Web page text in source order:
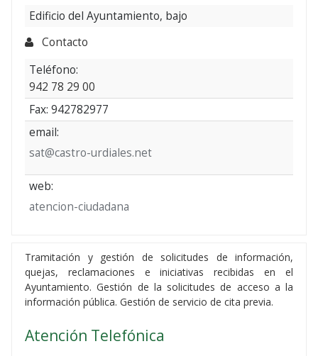
Edificio del Ayuntamiento, bajo
Contacto
Teléfono:
942 78 29 00
Fax: 942782977
email:
sat@castro-urdiales.net
web:
atencion-ciudadana
Tramitación y gestión de solicitudes de información,
quejas, reclamaciones e iniciativas recibidas en el
Ayuntamiento. Gestión de la solicitudes de acceso a la
información pública. Gestión de servicio de cita previa.
Atención Telefónica